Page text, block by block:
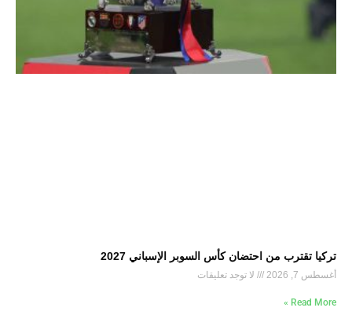
تركيا تقترب من احتضان كأس السوبر الإسباني 2027
أغسطس 7, 2026 لا توجد تعليقات
Read More »